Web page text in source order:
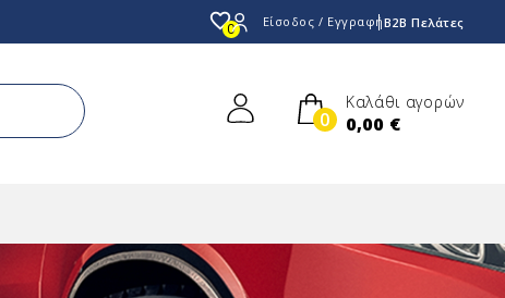
favorite_border0 Είσοδος / ΕγγραφήB2B Πελάτες
0
Καλάθι αγορών
0,00 €